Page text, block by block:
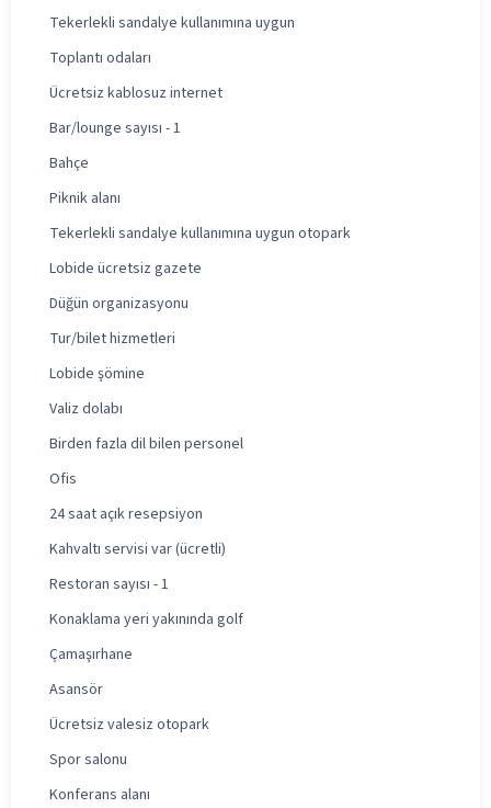
Tekerlekli sandalye kullanımına uygun
Toplantı odaları
Ücretsiz kablosuz internet
Bar/lounge sayısı - 1
Bahçe
Piknik alanı
Tekerlekli sandalye kullanımına uygun otopark
Lobide ücretsiz gazete
Düğün organizasyonu
Tur/bilet hizmetleri
Lobide şömine
Valiz dolabı
Birden fazla dil bilen personel
Ofis
24 saat açık resepsiyon
Kahvaltı servisi var (ücretli)
Restoran sayısı - 1
Konaklama yeri yakınında golf
Çamaşırhane
Asansör
Ücretsiz valesiz otopark
Spor salonu
Konferans alanı